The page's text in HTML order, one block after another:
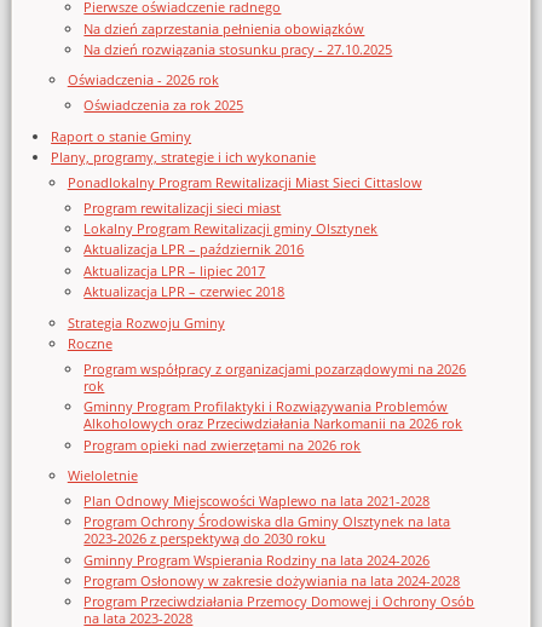
Pierwsze oświadczenie radnego
Na dzień zaprzestania pełnienia obowiązków
Na dzień rozwiązania stosunku pracy - 27.10.2025
Oświadczenia - 2026 rok
Oświadczenia za rok 2025
Raport o stanie Gminy
Plany, programy, strategie i ich wykonanie
Ponadlokalny Program Rewitalizacji Miast Sieci Cittaslow
Program rewitalizacji sieci miast
Lokalny Program Rewitalizacji gminy Olsztynek
Aktualizacja LPR – październik 2016
Aktualizacja LPR – lipiec 2017
Aktualizacja LPR – czerwiec 2018
Strategia Rozwoju Gminy
Roczne
Program współpracy z organizacjami pozarządowymi na 2026
rok
Gminny Program Profilaktyki i Rozwiązywania Problemów
Alkoholowych oraz Przeciwdziałania Narkomanii na 2026 rok
Program opieki nad zwierzętami na 2026 rok
Wieloletnie
Plan Odnowy Miejscowości Waplewo na lata 2021-2028
Program Ochrony Środowiska dla Gminy Olsztynek na lata
2023-2026 z perspektywą do 2030 roku
Gminny Program Wspierania Rodziny na lata 2024-2026
Program Osłonowy w zakresie dożywiania na lata 2024-2028
Program Przeciwdziałania Przemocy Domowej i Ochrony Osób
na lata 2023-2028